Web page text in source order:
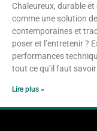
Chaleureux, durable
comme une solution
contemporaines et
poser et l’entretenir ?
performances
tout ce qu’il faut
Lire plus »